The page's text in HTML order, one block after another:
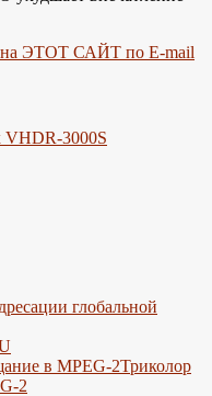
на ЭТОТ САЙТ по E-mail
VHDR-3000S
глобальной
Триколор
2